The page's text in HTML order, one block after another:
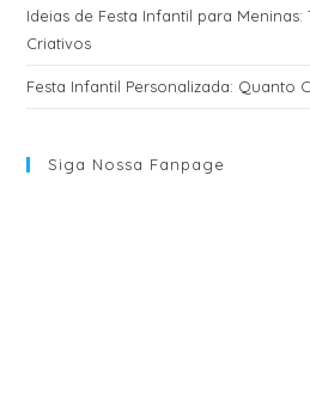
Ideias de Festa Infantil para Meninas:
Criativos
Festa Infantil Personalizada: Quanto
Siga Nossa Fanpage